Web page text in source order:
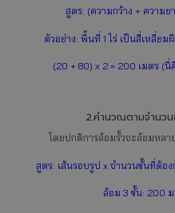
สูตร: (ความกว้าง + ความย
ตัวอย่าง: พื้นที่ 1 ไร่ เป็นสี่เหลี่ยม
(20 + 80) x 2 = 200 เมตร (
2.คำนวณตามจำนว
โดยปกติการล้อมรั้วจะล้อมหลา
สูตร: เส้นรอบรูป x จำนวนชั้นที่ต้อ
ล้อม 3 ชั้น: 200